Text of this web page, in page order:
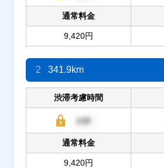
通常料金
9,420円
2 341.9km
渋滞考慮時間
通常料金
9,420円